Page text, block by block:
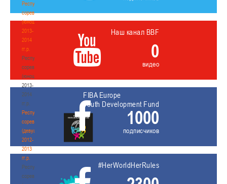
Республиканские
соревнования
(юноши)
2013-
2014
гг.р.
Республиканские
соревнования
(юноши)
2013-
2014
гг.р.
Республиканские
соревнования
(девушки)
2012-
2013
гг.р.
Республиканские
соревнования
Наш канал BBF
0
видео
FIBA Europe
Youth Development Fund
1000
подписчиков
#HerWorldHerRules